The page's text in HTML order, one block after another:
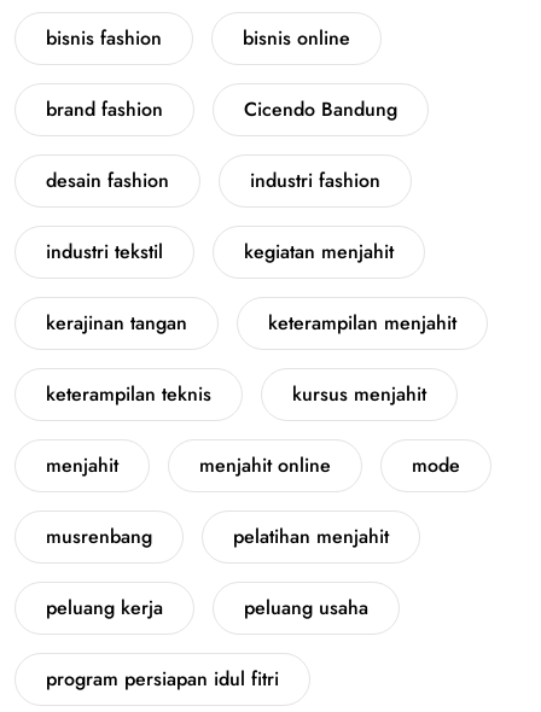
bisnis fashion bisnis online
brand fashion Cicendo Bandung
desain fashion industri fashion
industri tekstil kegiatan menjahit
kerajinan tangan keterampilan menjahit
keterampilan teknis kursus menjahit
menjahit menjahit online mode
musrenbang pelatihan menjahit
peluang kerja peluang usaha
program persiapan idul fitri